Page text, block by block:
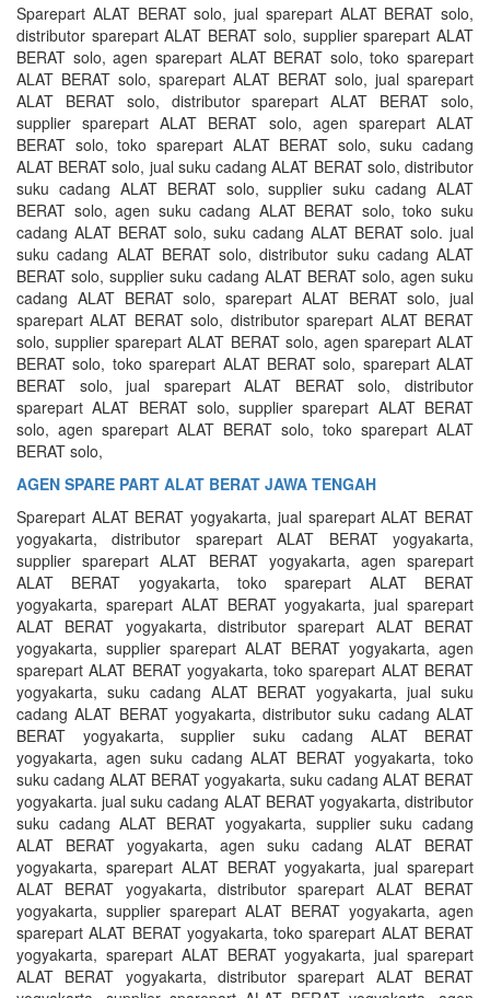
Sparepart ALAT BERAT solo, jual sparepart ALAT BERAT solo,
distributor sparepart ALAT BERAT solo, supplier sparepart ALAT
BERAT solo, agen sparepart ALAT BERAT solo, toko sparepart
ALAT BERAT solo, sparepart ALAT BERAT solo, jual sparepart
ALAT BERAT solo, distributor sparepart ALAT BERAT solo,
supplier sparepart ALAT BERAT solo, agen sparepart ALAT
BERAT solo, toko sparepart ALAT BERAT solo, suku cadang
ALAT BERAT solo, jual suku cadang ALAT BERAT solo, distributor
suku cadang ALAT BERAT solo, supplier suku cadang ALAT
BERAT solo, agen suku cadang ALAT BERAT solo, toko suku
cadang ALAT BERAT solo, suku cadang ALAT BERAT solo. jual
suku cadang ALAT BERAT solo, distributor suku cadang ALAT
BERAT solo, supplier suku cadang ALAT BERAT solo, agen suku
cadang ALAT BERAT solo, sparepart ALAT BERAT solo, jual
sparepart ALAT BERAT solo, distributor sparepart ALAT BERAT
solo, supplier sparepart ALAT BERAT solo, agen sparepart ALAT
BERAT solo, toko sparepart ALAT BERAT solo, sparepart ALAT
BERAT solo, jual sparepart ALAT BERAT solo, distributor
sparepart ALAT BERAT solo, supplier sparepart ALAT BERAT
solo, agen sparepart ALAT BERAT solo, toko sparepart ALAT
BERAT solo,
AGEN SPARE PART ALAT BERAT JAWA TENGAH
Sparepart ALAT BERAT yogyakarta, jual sparepart ALAT BERAT
yogyakarta, distributor sparepart ALAT BERAT yogyakarta,
supplier sparepart ALAT BERAT yogyakarta, agen sparepart
ALAT BERAT yogyakarta, toko sparepart ALAT BERAT
yogyakarta, sparepart ALAT BERAT yogyakarta, jual sparepart
ALAT BERAT yogyakarta, distributor sparepart ALAT BERAT
yogyakarta, supplier sparepart ALAT BERAT yogyakarta, agen
sparepart ALAT BERAT yogyakarta, toko sparepart ALAT BERAT
yogyakarta, suku cadang ALAT BERAT yogyakarta, jual suku
cadang ALAT BERAT yogyakarta, distributor suku cadang ALAT
BERAT yogyakarta, supplier suku cadang ALAT BERAT
yogyakarta, agen suku cadang ALAT BERAT yogyakarta, toko
suku cadang ALAT BERAT yogyakarta, suku cadang ALAT BERAT
yogyakarta. jual suku cadang ALAT BERAT yogyakarta, distributor
suku cadang ALAT BERAT yogyakarta, supplier suku cadang
ALAT BERAT yogyakarta, agen suku cadang ALAT BERAT
yogyakarta, sparepart ALAT BERAT yogyakarta, jual sparepart
ALAT BERAT yogyakarta, distributor sparepart ALAT BERAT
yogyakarta, supplier sparepart ALAT BERAT yogyakarta, agen
sparepart ALAT BERAT yogyakarta, toko sparepart ALAT BERAT
yogyakarta, sparepart ALAT BERAT yogyakarta, jual sparepart
ALAT BERAT yogyakarta, distributor sparepart ALAT BERAT